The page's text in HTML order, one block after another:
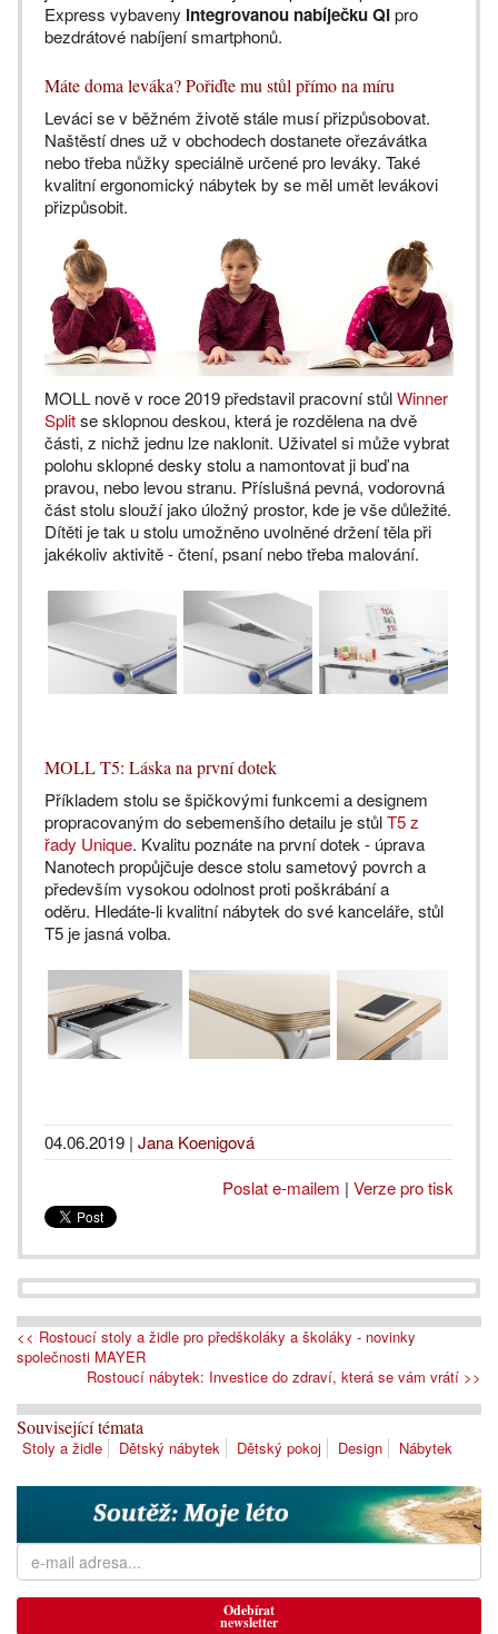
Express vybaveny integrovanou nabíječku QIpro
bezdrátové nabíjení smartphonů.
Máte doma leváka? Pořiďte mu stůl přímo na míru
Leváci se v běžném životě stále musí přizpůsobovat.
Naštěstí dnes už v obchodech dostanete ořezávátka
nebo třeba nůžky speciálně určené pro leváky. Také
kvalitní ergonomický nábytek by se měl umět levákovi
přizpůsobit.
MOLL nově v roce 2019 představil pracovní stůlWinner
Splitse sklopnou deskou, která je rozdělena na dvě
části, z nichž jednu lze naklonit. Uživatel si může vybrat
polohu sklopné desky stolu a namontovat ji buď na
pravou, nebo levou stranu. Příslušná pevná, vodorovná
část stolu slouží jako úložný prostor, kde je vše důležité.
Dítěti je tak u stolu umožněno uvolněné držení těla při
jakékoliv aktivitě - čtení, psaní nebo třeba malování.
MOLL T5: Láska na první dotek
Příkladem stolu se špičkovými funkcemi a designem
propracovaným do sebemenšího detailu je stůlT5 z
řady Unique. Kvalitu poznáte na první dotek - úprava
Nanotech propůjčuje desce stolu sametový povrch a
především vysokou odolnost proti poškrábání a
oděru. Hledáte-li kvalitní nábytek do své kanceláře, stůl
T5 je jasná volba.
04.06.2019 | Jana Koenigová
Poslat e-mailem | Verze pro tisk
<< Rostoucí stoly a židle pro předškoláky a školáky - novinky
společnosti MAYER
Rostoucí nábytek: Investice do zdraví, která se vám vrátí >>
Související témata
Stoly a židle Dětský nábytek Dětský pokoj Design Nábytek
Odebírat
newsletter